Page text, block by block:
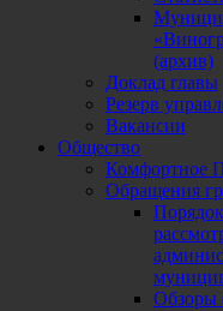
(архив)
Доклад главы
Резерв
Вакансии
Общество
Комфортное
Обращения
Обзоры